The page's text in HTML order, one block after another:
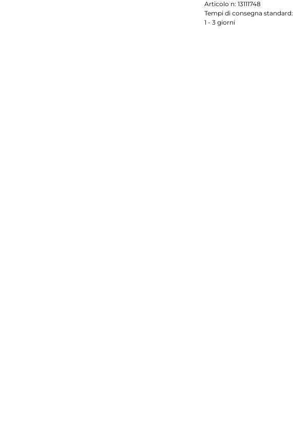
Articolo n: 13111748
Tempi di consegna standard:
1 - 3 giorni